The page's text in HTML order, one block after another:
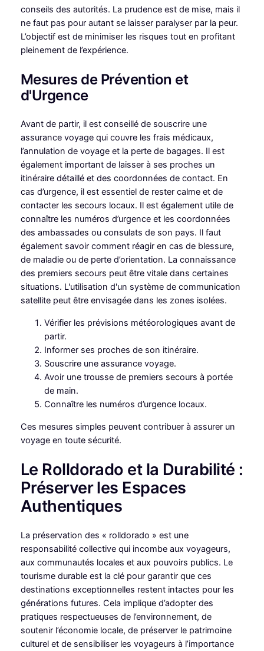
conseils des autorités. La prudence est de mise, mais il
ne faut pas pour autant se laisser paralyser par la peur.
L’objectif est de minimiser les risques tout en profitant
pleinement de l’expérience.
Mesures de Prévention et
d'Urgence
Avant de partir, il est conseillé de souscrire une
assurance voyage qui couvre les frais médicaux,
l’annulation de voyage et la perte de bagages. Il est
également important de laisser à ses proches un
itinéraire détaillé et des coordonnées de contact. En
cas d’urgence, il est essentiel de rester calme et de
contacter les secours locaux. Il est également utile de
connaître les numéros d’urgence et les coordonnées
des ambassades ou consulats de son pays. Il faut
également savoir comment réagir en cas de blessure,
de maladie ou de perte d’orientation. La connaissance
des premiers secours peut être vitale dans certaines
situations. L'utilisation d'un système de communication
satellite peut être envisagée dans les zones isolées.
Vérifier les prévisions météorologiques avant de
partir.
Informer ses proches de son itinéraire.
Souscrire une assurance voyage.
Avoir une trousse de premiers secours à portée
de main.
Connaître les numéros d’urgence locaux.
Ces mesures simples peuvent contribuer à assurer un
voyage en toute sécurité.
Le Rolldorado et la Durabilité :
Préserver les Espaces
Authentiques
La préservation des « rolldorado » est une
responsabilité collective qui incombe aux voyageurs,
aux communautés locales et aux pouvoirs publics. Le
tourisme durable est la clé pour garantir que ces
destinations exceptionnelles restent intactes pour les
générations futures. Cela implique d’adopter des
pratiques respectueuses de l’environnement, de
soutenir l’économie locale, de préserver le patrimoine
culturel et de sensibiliser les voyageurs à l’importance